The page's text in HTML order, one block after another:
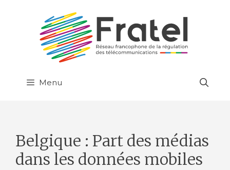
Menu
Belgique : Part des médias
dans les données mobiles